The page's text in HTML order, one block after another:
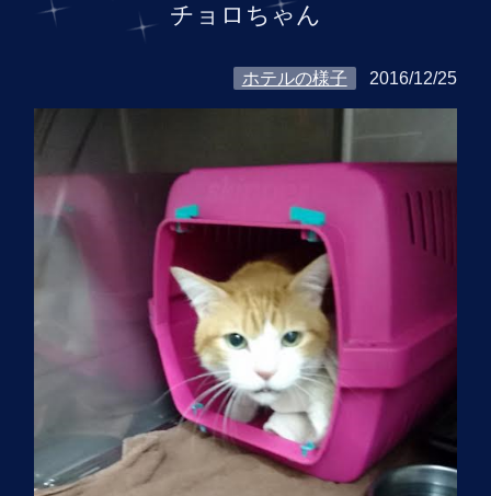
チョロちゃん
ホテルの様子 2016/12/25